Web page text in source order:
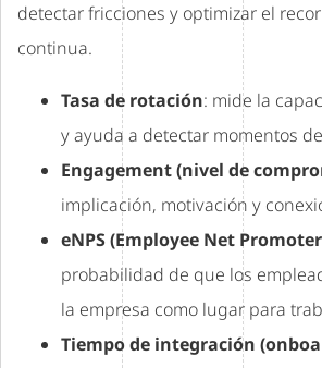
detectar fricciones y optimizar el
continua.
Tasa de rotación: mide la
y ayuda a detectar momentos
Engagement (nivel de
implicación, motivación y
eNPS (Employee Net
probabilidad de que los
la empresa como lugar para
Tiempo de integración